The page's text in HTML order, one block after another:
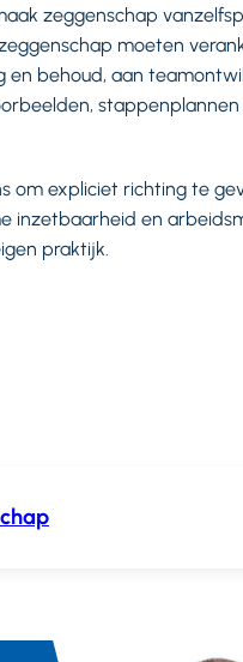
zeggenschap
moeten
behoud, aan
om expliciet richting te
inzetbaarheid en
praktijk.